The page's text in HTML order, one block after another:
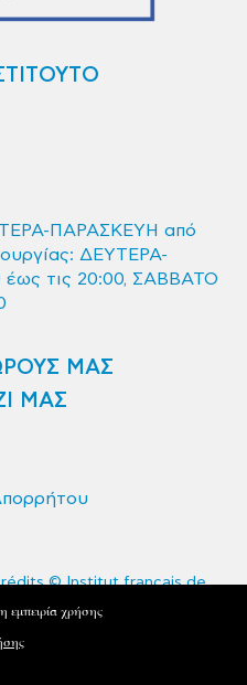
ΠΑΡΑΣΚΕΥΗ από
ΔΕΥΤΕΡΑ-
τις 20:00, ΣΑΒΒΑΤΟ
ΜΑΣ
ΜΑΣ
© Institut français de
service de coopération et
de France en Grèce.
εμπειρία χρήσης